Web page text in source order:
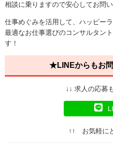
相談に乗りますので安心してお問
仕事めぐみを活用して、ハッピー
最適なお仕事選びのコンサルタン
す！
★LINEからもお
↓↓ 求人の応募
↑↑ お気軽に